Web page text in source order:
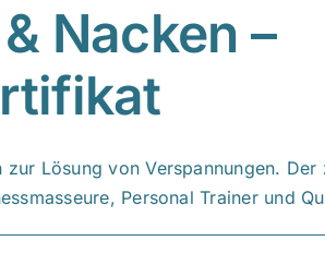
Nacken –
Lösung von Verspannungen.
Personal Trainer und